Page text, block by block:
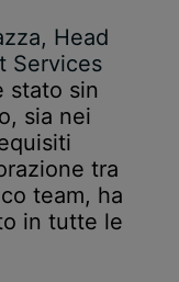
Head
Services
stato sin
sia nei
tra
team, ha
in tutte le